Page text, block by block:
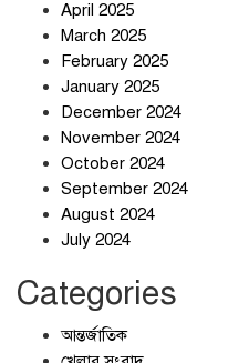
April 2025
March 2025
February 2025
January 2025
December 2024
November 2024
October 2024
September 2024
August 2024
July 2024
Categories
আন্তর্জাতিক